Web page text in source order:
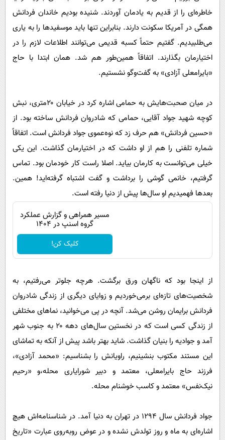
اجتماعی
حیات وحش
سیاست خارجی
خاطره‌ای را از قدیم به یادمان ‌آوردند. شنیده بودیم خاندان فردانش
همگی در آمریکا سکونت دارند. بنابراین تنها باید موسفیدها را به یاری
می‌طلبیدیم. گفتیم حتماً کسبه قدیمی می‌توانند اطلاعات لازم را در
اختیارمان بگذارند. اتفاقاً همین‌طور هم شد. همان ابتدا با حاج
«بایرامعلی آزادی» به گفت‌وگو نشستیم.
در میان صحبت‌هایش به حمامی اشاره کرد در خیابان ۲۰متری، نبش
کوچه شهید جواد آقایی، حمامی که شادروان فردانش ساخته بود. از
«حسین فردانش» هم حرف زد که نوه‌عموی جواد فردانش است. اتفاقاً
شماره تلفنی را هم از او داشت که در اختیارمان گذاشت. این یکی
خیلی می‌توانست به کارمان بیاید. اصلا راست کار خودمان بود. تماس
گرفتیم، خانمی گوشی را برداشت و گفت اشتباه گرفته‌اید! همین.
بعدها فهمیدیم او سال‌ها پیش از دنیا رفته است.
مسیر همراهی و گزارش عملکرد
گروه اسنپ در ۱۴۰۴
کلیک کن!
از اینجا بود که ناگهان ورق برگشت. هرچه جلوتر می‌رفتیم، به
شخصیت‌های تازه‌ای برمی‌خوردیم و زوایای دیگری از زندگی شادروان
فردانش برایمان روشن می‌شد. آنچه در پی می‌خوانید، نماهای مختلفی
از زندگی کسی است که در نخستین سال‌های دهه ۲۰ به جنوب شهر
آمد و جوادیه را بنیان گذاشت. شاید بهتر باشد پیش از آنکه به تماشای
این مستند مکتوب بنشینیم، راویانش را بشناسیم: «محمد آزادی»،
فرزند حاج بایرامعلی، معتمد و دبیر شورایاری محله،و «رحیم
نیک‌نفس» معتمد و کاسب خوشنام محله.
جواد فردانش سال ۱۲۹۴ در تهران به دنیا آمد. در شناسنامه‌اش هیچ
اشاره‌ای به ماه و روز تولدش نشده و در عوض روبه‌روی عبارت «تاریخ